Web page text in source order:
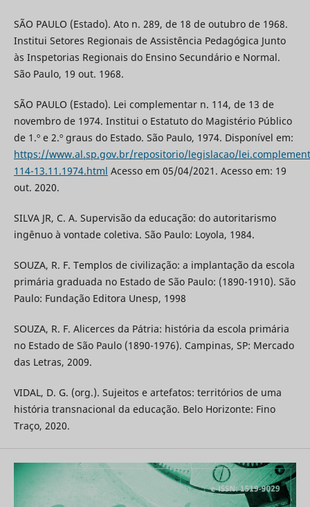
SÃO PAULO (Estado). Ato n. 289, de 18 de outubro de 1968.
Institui Setores Regionais de Assistência Pedagógica Junto
às Inspetorias Regionais do Ensino Secundário e Normal.
São Paulo, 19 out. 1968.
SÃO PAULO (Estado). Lei complementar n. 114, de 13 de
novembro de 1974. Institui o Estatuto do Magistério Público
de 1.º e 2.º graus do Estado. São Paulo, 1974. Disponível em:
https://www.al.sp.gov.br/repositorio/legislacao/
114-13.11.1974.html Acesso em 05/04/2021. Acesso em: 19
out. 2020.
SILVA JR, C. A. Supervisão da educação: do autoritarismo
ingênuo à vontade coletiva. São Paulo: Loyola, 1984.
SOUZA, R. F. Templos de civilização: a implantação da escola
primária graduada no Estado de São Paulo: (1890-1910). São
Paulo: Fundação Editora Unesp, 1998
SOUZA, R. F. Alicerces da Pátria: história da escola primária
no Estado de São Paulo (1890-1976). Campinas, SP: Mercado
das Letras, 2009.
VIDAL, D. G. (org.). Sujeitos e artefatos: territórios de uma
história transnacional da educação. Belo Horizonte: Fino
Traço, 2020.